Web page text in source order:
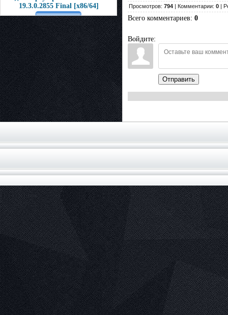
19.3.0.2855 Final [x86/64]
Просмотров: 794 | Комментарии: 0 |
Всего комментариев: 0
Войдите:
Отправить